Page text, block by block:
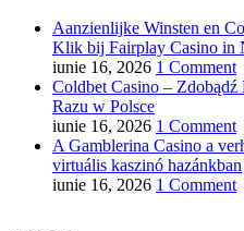
Aanzienlijke Winsten en
Klik bij Fairplay Casino in
iunie 16, 2026 1 Comment
Coldbet Casino –
Razu w Polsce
iunie 16, 2026 1 Comment
A Gamblerina Casino a
virtuális kaszinó hazánkban
iunie 16, 2026 1 Comment